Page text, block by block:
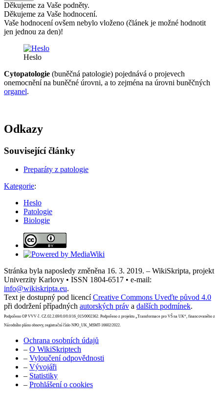
Děkujeme za Vaše podněty.
Děkujeme za Vaše hodnocení.
Vaše hodnocení ovšem nebylo vloženo (článek je možné hodnotit
jen jednou za den)!
Heslo
Cytopatologie (buněčná patologie) pojednává o projevech
onemocnění na buněčné úrovni, a to zejména na úrovni buněčných
organel.
Odkazy
Související články
Preparáty z patologie
Kategorie:
Heslo
Patologie
Biologie
Stránka byla naposledy změněna 16. 3. 2019. – WikiSkripta, projekt
Univerzity Karlovy • ISSN 1804-6517 • e-mail:
info@wikiskripta.eu.
Text je dostupný pod licencíCreative Commons Uveďte původ 4.0
při dodržení případných autorských práv a dalších podmínek.
Podpořeno OP VVV č. CZ.02.2.69/0.0/0.0/16_015/0002362. Podpořeno z projektu „Transformace pro VŠ na UK“, financovaného z
Národního plánu obnovy, registrační číslo NPO_UK_MSMT-16602/2022.
Ochrana osobních údajů
– O WikiSkriptech
– Vyloučení odpovědnosti
– Vývojáři
– Statistiky
– Prohlášení o cookies